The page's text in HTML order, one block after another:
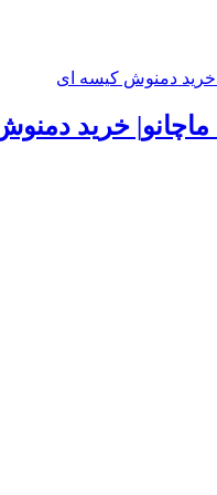
خرید